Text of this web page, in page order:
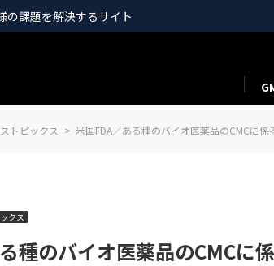
の課題を解決するサイト
トピックス 米国FDA／ある種のバイオ医薬品のCMCに
種のバイオ医薬品のCMCに
クス